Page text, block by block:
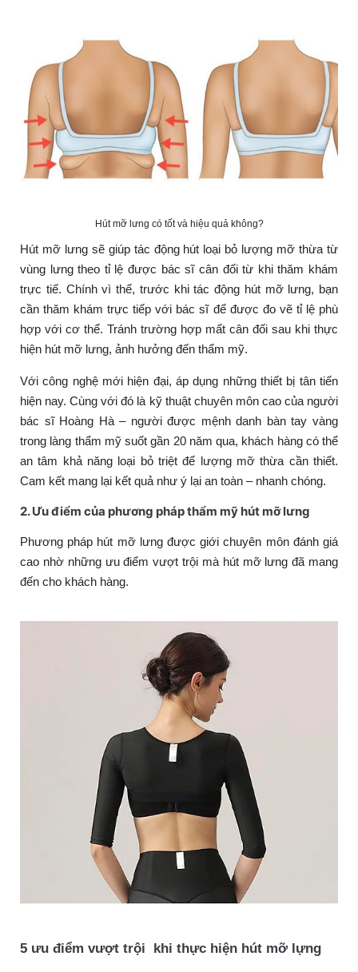
Hút mỡ lưng có tốt và hiệu quả không?
Hút mỡ lưng sẽ giúp tác động hút loại bỏ lượng mỡ thừa từ
vùng lưng theo tỉ lệ được bác sĩ cân đối từ khi thăm khám
trực tiế. Chính vì thế, trước khi tác động hút mỡ lưng, bạn
cần thăm khám trực tiếp với bác sĩ để được đo vẽ tỉ lệ phù
hợp với cơ thể. Tránh trường hợp mất cân đối sau khi thực
hiện hút mỡ lưng, ảnh hưởng đến thẩm mỹ.
Với công nghệ mới hiện đại, áp dụng những thiết bị tân tiến
hiện nay. Cùng với đó là kỹ thuật chuyên môn cao của người
bác sĩ Hoàng Hà – người được mệnh danh bàn tay vàng
trong làng thẩm mỹ suốt gần 20 năm qua, khách hàng có thể
an tâm khả năng loại bỏ triệt để lượng mỡ thừa cần thiết.
Cam kết mang lại kết quả như ý lại an toàn – nhanh chóng.
2. Ưu điểm của phương pháp thẩm mỹ hút mỡ lưng
Phương pháp hút mỡ lưng được giới chuyên môn đánh giá
cao nhờ những ưu điểm vượt trội mà hút mỡ lưng đã mang
đến cho khách hàng.
5 ưu điểm vượt trội khi thực hiện hút mỡ lựng